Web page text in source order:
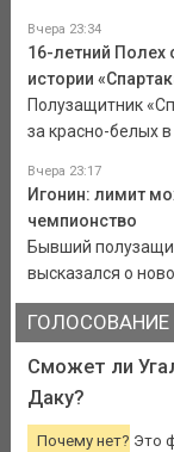
Вчера 23:34
16-летний
истории
Полузащитник
за красно-белых в
Вчера 23:17
Игонин: лимит
чемпионство
Бывший
высказался о
ГОЛОСОВАНИЕ
Сможет ли
Даку?
Почему нет? Это